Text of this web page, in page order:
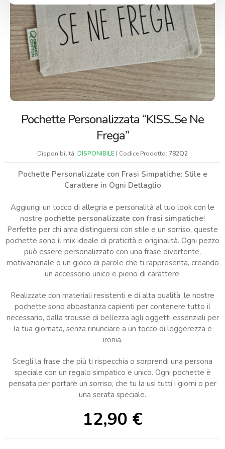
Pochette Personalizzata “KISS..se Ne
Frega”
Disponibilitá: DISPONIBILE | Codice Prodotto: 782Q2
Pochette Personalizzate con Frasi Simpatiche: Stile e
Carattere in Ogni Dettaglio
Aggiungi un tocco di allegria e personalità al tuo look con le
nostre pochette personalizzate con frasi simpatiche!
Perfette per chi ama distinguersi con stile e un sorriso, queste
pochette sono il mix ideale di praticità e originalità. Ogni pezzo
può essere personalizzato con una frase divertente,
motivazionale o un gioco di parole che ti rappresenta, creando
un accessorio unico e pieno di carattere.
Realizzate con materiali resistenti e di alta qualità, le nostre
pochette sono abbastanza capienti per contenere tutto il
necessario, dalla trousse di bellezza agli oggetti essenziali per
la tua giornata, senza rinunciare a un tocco di leggerezza e
ironia.
Scegli la frase che più ti rispecchia o sorprendi una persona
speciale con un regalo simpatico e unico. Ogni pochette è
pensata per portare un sorriso, che tu la usi tutti i giorni o per
una serata speciale.
12,90 €